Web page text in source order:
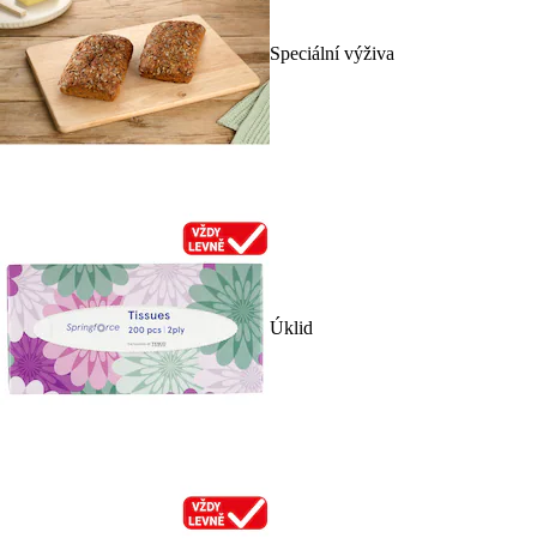
Speciální výživa
Úklid